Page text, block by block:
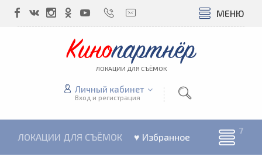
МЕНЮ
Кинопартнёр
ЛОКАЦИИ ДЛЯ СЪЁМОК
Личный кабинет
Вход и регистрация
ЛОКАЦИИ ДЛЯ СЪЁМОК ♥ Избранное